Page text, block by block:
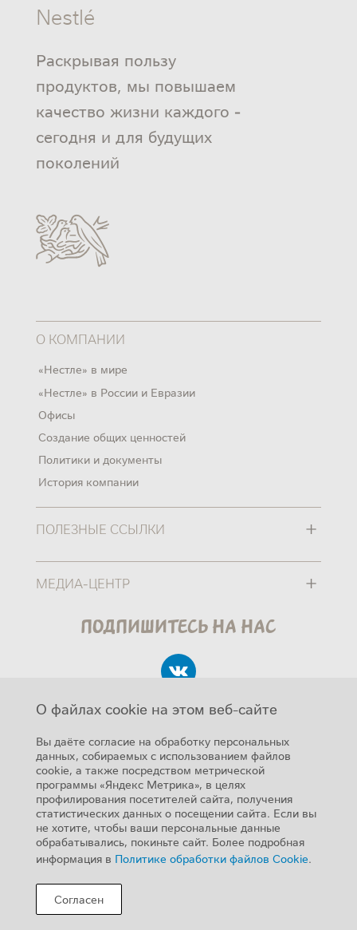
Nestlé
Раскрывая пользу
продуктов, мы повышаем
качество жизни каждого -
сегодня и для будущих
поколений
О КОМПАНИИ
«Нестле» в мире
«Нестле» в России и Евразии
Офисы
Создание общих ценностей
Политики и документы
История компании
ПОЛЕЗНЫЕ ССЫЛКИ +
МЕДИА-ЦЕНТР +
Подпишитесь на нас
SUB FOOTER MENU
Авторские права
Карта сайта
Помощь
Конфиденциальность
О файлах cookie на этом веб-сайте
Вы даёте согласие на обработку персональных
данных, собираемых с использованием файлов
cookie, а также посредством метрической
программы «Яндекс Метрика», в целях
профилирования посетителей сайта, получения
статистических данных о посещении сайта. Если вы
не хотите, чтобы ваши персональные данные
обрабатывались, покиньте сайт. Более подробная
информация в Политике обработки файлов Cookie.
Согласен